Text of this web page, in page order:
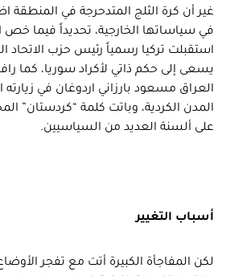
غير أن كرة الثلج المتدحرجة في المنطقة
في سياساتها الخارجية، تحديداً فيما خص
استقبلت تركيا رسمياً رئيس حزب الاتحاد
يسعى إلى حكم ذاتي لأكراد سوريا، كما
العراق مسعود بارزاني اردوغان في زيارته
المدن الكردية، وباتت كلمة “كردستان”
على ألسنة العديد من السياسيين.
أسباب التغيير
لكن المفاجأة الكبيرة أتت مع تفجر